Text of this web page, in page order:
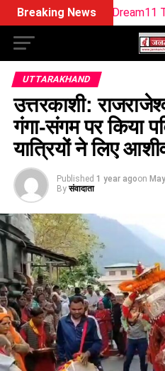
Breaking News
W Dream11 Team Match
UTTARAKHAND
उत्तरकाशी:
गंगा-संगम पर किया
यात्रियों ने लिए
Published 1 year agoon
By संवादाता